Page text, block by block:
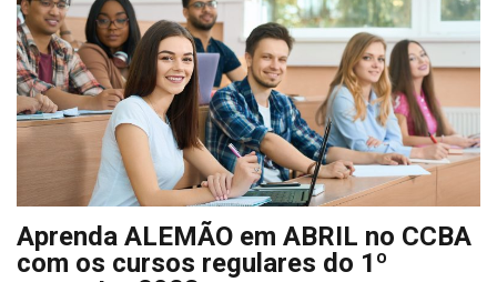
Aprenda ALEMÃO em ABRIL no CCBA
com os cursos regulares do 1º